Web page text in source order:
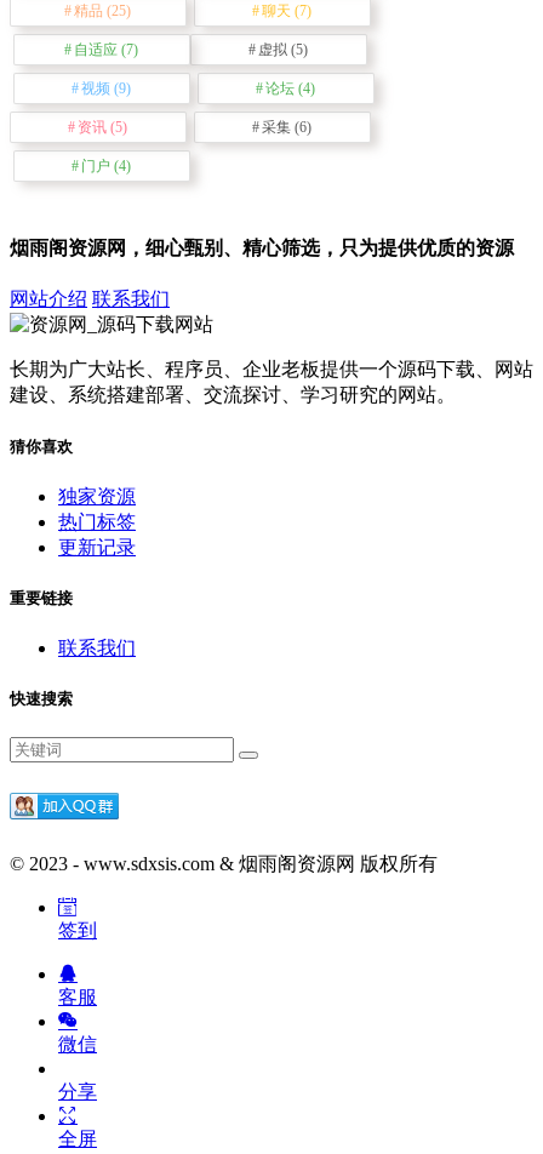
精品 (25) 聊天 (7)
自适应 (7) 虚拟 (5)
视频 (9) 论坛 (4)
资讯 (5) 采集 (6)
门户 (4)
烟雨阁资源网，细心甄别、精心筛选，只为提供优质的资源
网站介绍 联系我们
长期为广大站长、程序员、企业老板提供一个源码下载、网站
建设、系统搭建部署、交流探讨、学习研究的网站。
猜你喜欢
独家资源
热门标签
更新记录
重要链接
联系我们
快速搜索
© 2023 - www.sdxsis.com & 烟雨阁资源网 版权所有
签到
客服
微信
分享
全屏